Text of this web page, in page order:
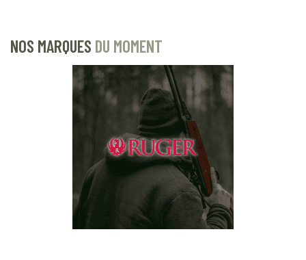
NOS MARQUES DU MOMENT